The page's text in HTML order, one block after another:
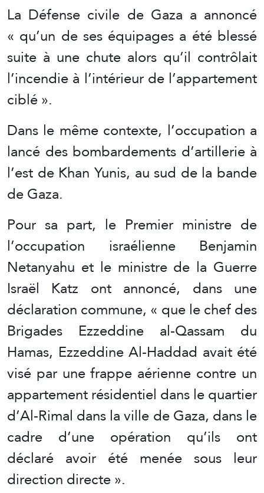
La Défense civile de Gaza a annoncé
« qu’un de ses équipages a été blessé
suite à une chute alors qu’il contrôlait
l’incendie à l’intérieur de l’appartement
ciblé ».
Dans le même contexte, l’occupation a
lancé des bombardements d’artillerie à
l’est de Khan Yunis, au sud de la bande
de Gaza.
Pour sa part, le Premier ministre de
l’occupation israélienne Benjamin
Netanyahu et le ministre de la Guerre
Israël Katz ont annoncé, dans une
déclaration commune, « que le chef des
Brigades Ezzeddine al-Qassam du
Hamas, Ezzeddine Al-Haddad avait été
visé par une frappe aérienne contre un
appartement résidentiel dans le quartier
d’Al-Rimal dans la ville de Gaza, dans le
cadre d’une opération qu’ils ont
déclaré avoir été menée sous leur
direction directe ».